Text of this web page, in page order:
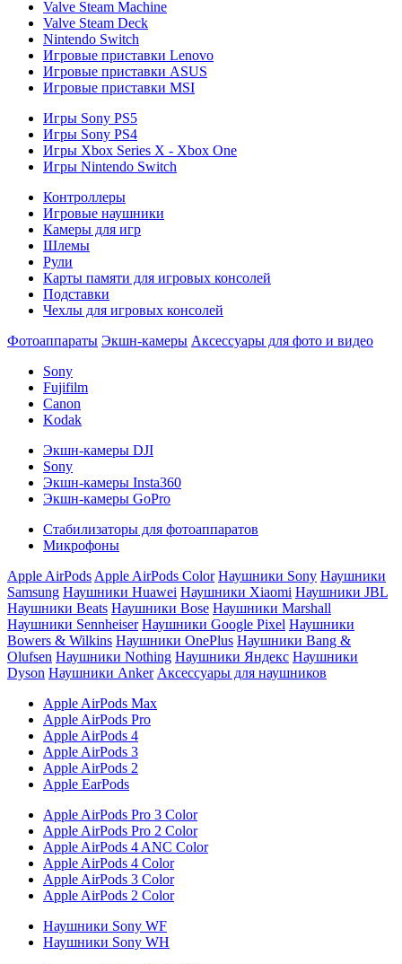
Valve Steam Machine
Valve Steam Deck
Nintendo Switch
Игровые приставки Lenovo
Игровые приставки ASUS
Игровые приставки MSI
Игры Sony PS5
Игры Sony PS4
Игры Xbox Series X - Xbox One
Игры Nintendo Switch
Контроллеры
Игровые наушники
Камеры для игр
Шлемы
Рули
Карты памяти для игровых консолей
Подставки
Чехлы для игровых консолей
Фотоаппараты Экшн-камеры Аксессуары для фото и видео
Sony
Fujifilm
Canon
Kodak
Экшн-камеры DJI
Sony
Экшн-камеры Insta360
Экшн-камеры GoPro
Стабилизаторы для фотоаппаратов
Микрофоны
Apple AirPods Apple AirPods Color Наушники Sony Наушники
Samsung Наушники Huawei Наушники Xiaomi Наушники JBL
Наушники Beats Наушники Bose Наушники Marshall
Наушники Sennheiser Наушники Google Pixel Наушники
Bowers & Wilkins Наушники OnePlus Наушники Bang &
Olufsen Наушники Nothing Наушники Яндекс Наушники
Dyson Наушники Anker Аксессуары для наушников
Apple AirPods Max
Apple AirPods Pro
Apple AirPods 4
Apple AirPods 3
Apple AirPods 2
Apple EarPods
Apple AirPods Pro 3 Color
Apple AirPods Pro 2 Color
Apple AirPods 4 ANC Color
Apple AirPods 4 Color
Apple AirPods 3 Color
Apple AirPods 2 Color
Наушники Sony WF
Наушники Sony WH